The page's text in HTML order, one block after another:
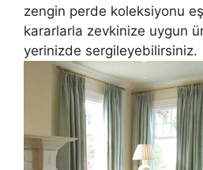
zengin perde koleksiyonu
kararlarla zevkinize uygun
yerinizde sergileyebilirsiniz.